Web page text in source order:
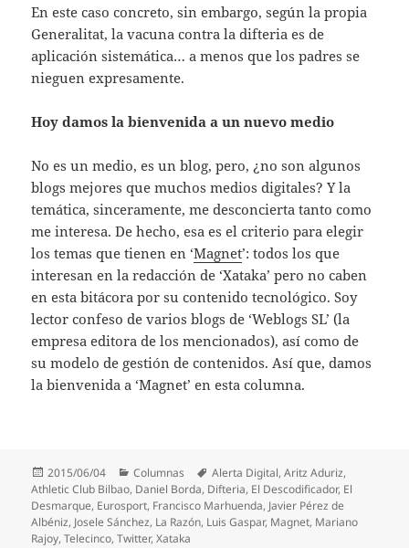
En este caso concreto, sin embargo, según la propia
Generalitat, la vacuna contra la difteria es de
aplicación sistemática… a menos que los padres se
nieguen expresamente.
Hoy damos la bienvenida a un nuevo medio
No es un medio, es un blog, pero, ¿no son algunos
blogs mejores que muchos medios digitales? Y la
temática, sinceramente, me desconcierta tanto como
me interesa. De hecho, esa es el criterio para elegir
los temas que tienen en ‘Magnet’: todos los que
interesan en la redacción de ‘Xataka’ pero no caben
en esta bitácora por su contenido tecnológico. Soy
lector confeso de varios blogs de ‘Weblogs SL’ (la
empresa editora de los mencionados), así como de
su modelo de gestión de contenidos. Así que, damos
la bienvenida a ‘Magnet’ en esta columna.
Publicado
el
2015/06/04 Categorías
Columnas Etiquetas
Alerta Digital,Aritz Aduriz,
Athletic Club Bilbao, Daniel Borda, Difteria, El Descodificador, El
Desmarque, Eurosport, Francisco Marhuenda, Javier Pérez de
Albéniz, Josele Sánchez, La Razón, Luis Gaspar, Magnet, Mariano
Rajoy,Telecinco,Twitter,Xataka